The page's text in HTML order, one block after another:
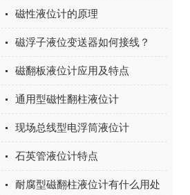
磁性液位计的原理
磁浮子液位变送器如何接线？
磁翻板液位计应用及特点
通用型磁性翻柱液位计
现场总线型电浮筒液位计
石英管液位计特点
耐腐型磁翻柱液位计有什么用处